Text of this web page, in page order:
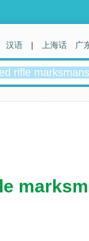
汉语 | 上海话 广